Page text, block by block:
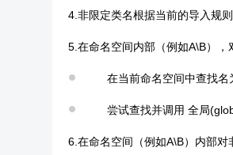
4.非限定类名根据当前的导入规
5.在命名空间内部（例如A\B）
在当前命名空间中查找
尝试查找并调用 全局
6.在命名空间（例如A\B）内部